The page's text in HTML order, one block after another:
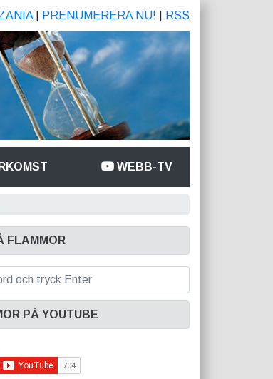
| PRENUMERERA NU! RSS
WEBB-TV
FLAMMOR
PÅ YOUTUBE